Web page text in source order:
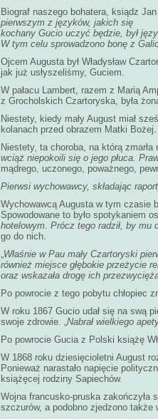
Biograf naszego bohatera, ksiądz
pierwszym z języków, jakich się
kochany Gucio uczyć będzie, był
W tym celu sprowadzono bonę z
Ojcem Augusta był Władysław
jak już usłyszeliśmy, Guciem.
W pałacu Lambert, razem z Marią
z Grocholskich Czartoryska, była
Niestety, kiedy mały August miał
kolanach przed obrazem Matki Bożej.
Niestety, ta choroba, na którą
wciąż niepokoili się o jego płuca.
mądrego, uczonego, poważnego,
Pierwsi wychowawcy, składając
Wychowawcą Augusta w tym czasie
Spowodowane to było spotykaniem
hotelowym. Prócz tego radził, by
go do nich.
„Właśnie w Pau mały Czartoryski
również miejsce głębokie przeżycie
oraz wskazała drogę ich
Po powrocie z tego pobytu chłopiec
W roku 1867 Gucio udał się na swą
swoje zdrowie. „Nabrał wielkiego
Po powrocie Gucia z Polski książę
W 1868 roku dziesięcioletni August
Ponieważ narastało napięcie
książęcej rodziny Sapiechów.
Wojna francusko-pruska zakończyła
szczurów, a podobno zjedzono